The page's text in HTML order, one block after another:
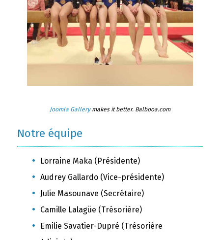
Joomla Gallerymakes it better. Balbooa.com
Notre équipe
Lorraine Maka (Présidente)
Audrey Gallardo (Vice-présidente)
Julie Masounave (Secrétaire)
Camille Lalagüe (Trésorière)
Emilie Savatier-Dupré (Trésorière